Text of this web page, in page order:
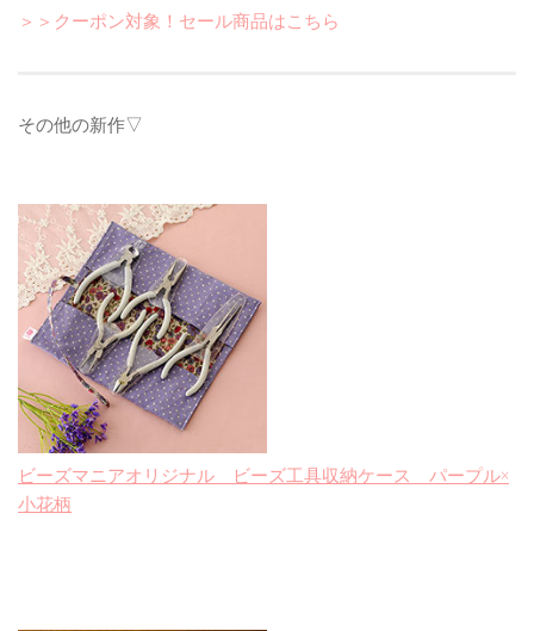
＞＞クーポン対象！セール商品はこちら
その他の新作▽
ビーズマニアオリジナル ビーズ工具収納ケース パープル×
小花柄